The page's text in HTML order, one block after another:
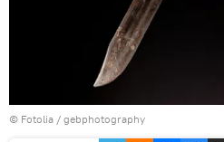
© Fotolia / gebphotography